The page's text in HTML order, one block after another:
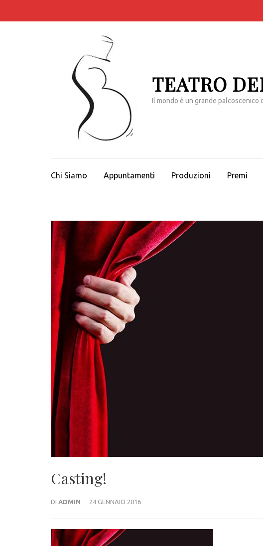
TEATRO
Il mondo è un grande palcoscenico
Chi Siamo Appuntamenti Produzioni Premi
Casting!
DI ADMIN 24 GENNAIO 2016